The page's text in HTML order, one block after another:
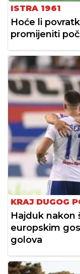
ISTRA 1961
Hoće li
promijeniti
KRAJ DUGOG
Hajduk nakon
europskim
golova